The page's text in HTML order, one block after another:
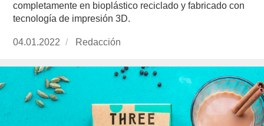
completamente en bioplástico reciclado y fabricado con
tecnología de impresión 3D.
Publicado
04.01.2022 https://www.experimenta.es/author/redaccion/
Redacción